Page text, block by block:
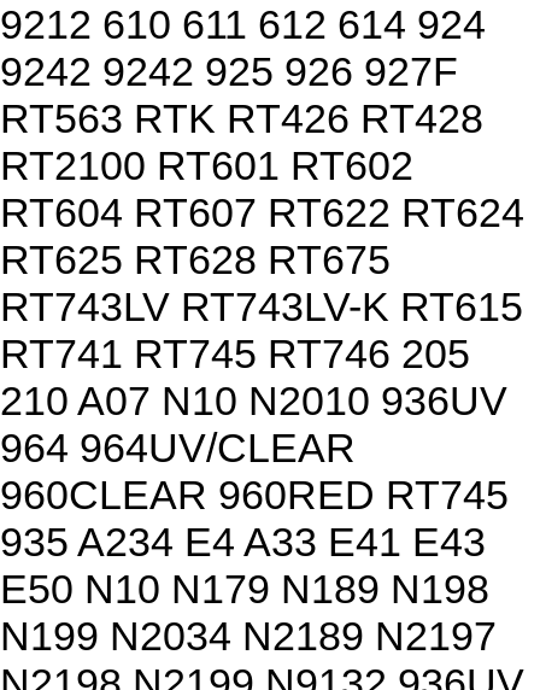
9212 610 611 612 614 924
9242 9242 925 926 927F
RT563 RTK RT426 RT428
RT2100 RT601 RT602
RT604 RT607 RT622 RT624
RT625 RT628 RT675
RT743LV RT743LV-K RT615
RT741 RT745 RT746 205
210 A07 N10 N2010 936UV
964 964UV/CLEAR
960CLEAR 960RED RT745
935 A234 E4 A33 E41 E43
E50 N10 N179 N189 N198
N199 N2034 N2189 N2197